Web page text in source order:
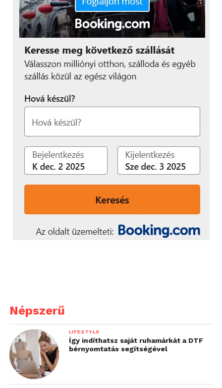
Népszerű
LIFESTYLE
Így indíthatsz saját ruhamárkát a DTF
bérnyomtatás segítségével